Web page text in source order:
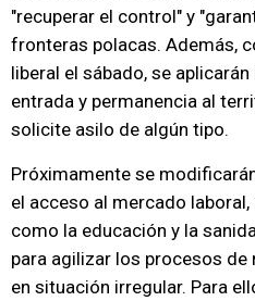
"recuperar el control" y
fronteras polacas. Además,
liberal el sábado, se
entrada y permanencia al
solicite asilo de algún tipo.
Próximamente se
el acceso al mercado
como la educación y la
para agilizar los procesos de
en situación irregular. Para